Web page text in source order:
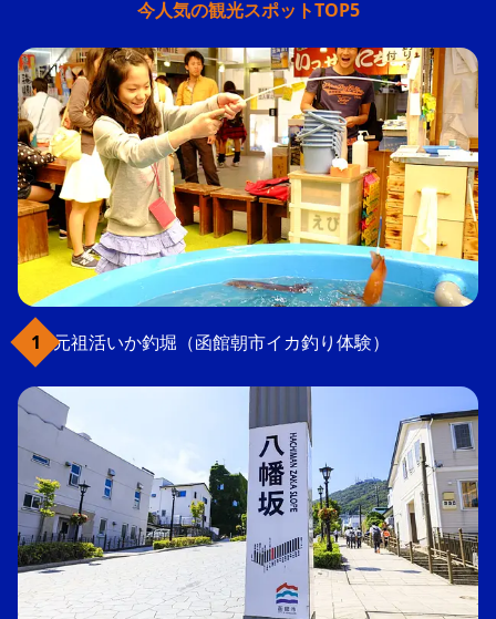
今人気の観光スポットTOP5
元祖活いか釣堀（函館朝市イカ釣り体験）